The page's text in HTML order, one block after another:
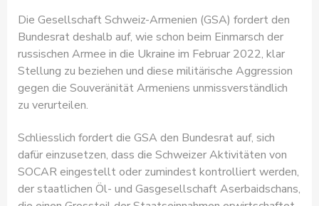
Die Gesellschaft Schweiz-Armenien (GSA) fordert den
Bundesrat deshalb auf, wie schon beim Einmarsch der
russischen Armee in die Ukraine im Februar 2022, klar
Stellung zu beziehen und diese militärische Aggression
gegen die Souveränität Armeniens unmissverständlich
zu verurteilen.
Schliesslich fordert die GSA den Bundesrat auf, sich
dafür einzusetzen, dass die Schweizer Aktivitäten von
SOCAR eingestellt oder zumindest kontrolliert werden,
der staatlichen Öl- und Gasgesellschaft Aserbaidschans,